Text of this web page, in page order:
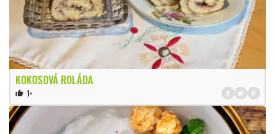
KOKOSOVÁ ROLÁDA
thumb_up 1×